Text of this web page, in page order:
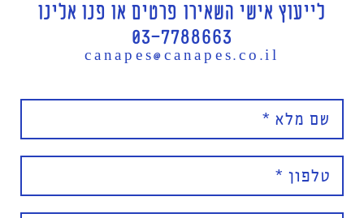
לייעוץ אישי השאירו פרטים או פנו אלינו
03-7788663
canapes@canapes.co.il